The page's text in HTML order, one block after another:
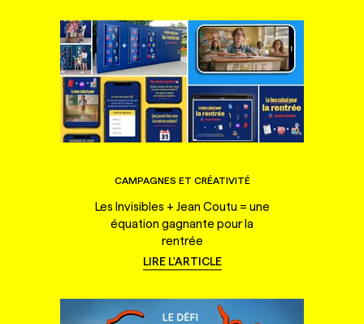
CAMPAGNES ET CRÉATIVITÉ
Les Invisibles + Jean Coutu = une
équation gagnante pour la
rentrée
LIRE L'ARTICLE